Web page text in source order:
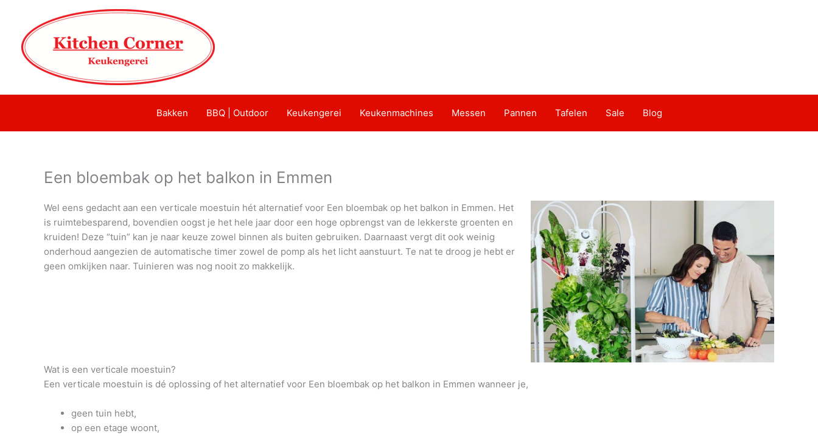
Bakken BBQ | Outdoor Keukengerei Keukenmachines Messen Pannen Tafelen Sale Blog
Een bloembak op het balkon in Emmen
Wel eens gedacht aan een verticale moestuin hét alternatief voor Een bloembak op het balkon in Emmen. Het
is ruimtebesparend, bovendien oogst je het hele jaar door een hoge opbrengst van de lekkerste groenten en
kruiden! Deze “tuin” kan je naar keuze zowel binnen als buiten gebruiken. Daarnaast vergt dit ook weinig
onderhoud aangezien de automatische timer zowel de pomp als het licht aanstuurt. Te nat te droog je hebt er
geen omkijken naar. Tuinieren was nog nooit zo makkelijk.
Wat is een verticale moestuin?
Een verticale moestuin is dé oplossing of het alternatief voor Een bloembak op het balkon in Emmen wanneer je,
geen tuin hebt,
op een etage woont,